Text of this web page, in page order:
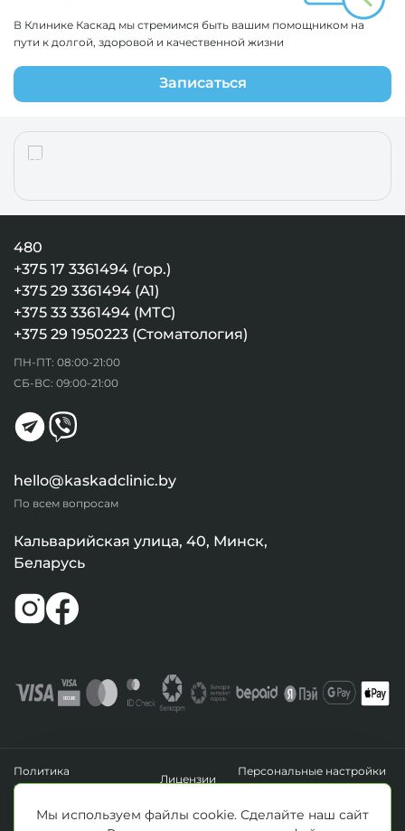
В Клинике Каскад мы стремимся быть вашим помощником на
пути к долгой, здоровой и качественной жизни
Записаться
480
+375 17 3361494 (гор.)
+375 29 3361494 (А1)
+375 33 3361494 (МТС)
+375 29 1950223 (Стоматология)
ПН-ПТ: 08:00-21:00
СБ-ВС: 09:00-21:00
hello@kaskadclinic.by
По всем вопросам
Кальварийская улица, 40, Минск,
Беларусь
Политика
конфиденциальности
Лицензии
Персональные настройки
файлов cookie
Зарегистрировано Минским горисполкомом 14.04.2020 г.
Мы используем файлы cookie. Сделайте наш сайт